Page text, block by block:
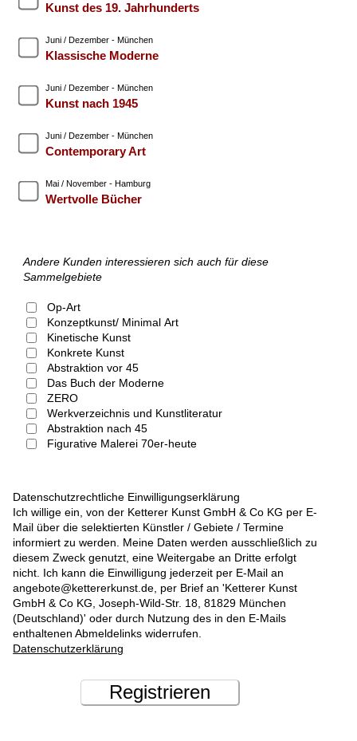
Kunst des 19. Jahrhunderts
Juni / Dezember - München
Klassische Moderne
Juni / Dezember - München
Kunst nach 1945
Juni / Dezember - München
Contemporary Art
Mai / November - Hamburg
Wertvolle Bücher
Andere Kunden interessieren sich auch für diese
Sammelgebiete
Op-Art
Konzeptkunst/ Minimal Art
Kinetische Kunst
Konkrete Kunst
Abstraktion vor 45
Das Buch der Moderne
ZERO
Werkverzeichnis und Kunstliteratur
Abstraktion nach 45
Figurative Malerei 70er-heute
Datenschutzrechtliche Einwilligungserklärung
Ich willige ein, von der Ketterer Kunst GmbH & Co KG per E-
Mail über die selektierten Künstler / Gebiete / Termine
informiert zu werden. Meine Daten werden ausschließlich zu
diesem Zweck genutzt, eine Weitergabe an Dritte erfolgt
nicht. Ich kann die Einwilligung jederzeit per E-Mail an
angebote@kettererkunst.de, per Brief an 'Ketterer Kunst
GmbH & Co KG, Joseph-Wild-Str. 18, 81829 München
(Deutschland)' oder durch Nutzung des in den E-Mails
enthaltenen Abmeldelinks widerrufen.
Datenschutzerklärung
Registrieren